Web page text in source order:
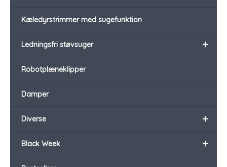
Kæledyrstrimmer med sugefunktion
+
Ledningsfri støvsuger
Robotplæneklipper
Damper
+
Diverse
+
Black Week